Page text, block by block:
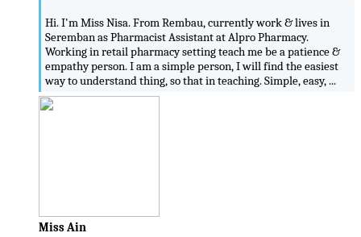
Hi. I'm Miss Nisa. From Rembau, currently work & lives in
Seremban as Pharmacist Assistant at Alpro Pharmacy.
Working in retail pharmacy setting teach me be a patience &
empathy person. I am a simple person, I will find the easiest
way to understand thing, so that in teaching. Simple, easy, ...
Miss Ain